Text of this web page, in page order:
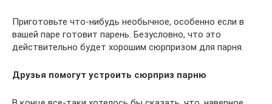
Приготовьте что-нибудь необычное, особенно если в
вашей паре готовит парень. Безусловно, что это
действительно будет хорошим сюрпризом для парня.
Друзья помогут устроить сюрприз парню